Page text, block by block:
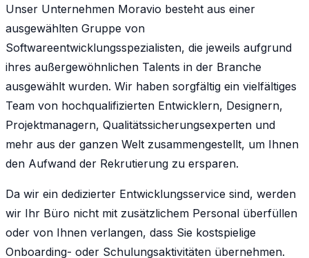
Unser Unternehmen Moravio besteht aus einer
ausgewählten Gruppe von
Softwareentwicklungsspezialisten, die jeweils aufgrund
ihres außergewöhnlichen Talents in der Branche
ausgewählt wurden. Wir haben sorgfältig ein vielfältiges
Team von hochqualifizierten Entwicklern, Designern,
Projektmanagern, Qualitätssicherungsexperten und
mehr aus der ganzen Welt zusammengestellt, um Ihnen
den Aufwand der Rekrutierung zu ersparen.
Da wir ein dedizierter Entwicklungsservice sind, werden
wir Ihr Büro nicht mit zusätzlichem Personal überfüllen
oder von Ihnen verlangen, dass Sie kostspielige
Onboarding- oder Schulungsaktivitäten übernehmen.